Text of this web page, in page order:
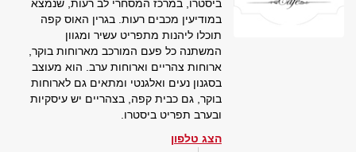
ביסטרו, במרכז המסחרי לב רעות, שנמצא
במודיעין מכבים רעות. בגרין האוס קפה
תוכלו ליהנות מתפריט עשיר ומגוון
המשתנה כל פעם המורכב מארוחות בוקר,
ארוחות צהריים וארוחות ערב. הוא מעוצב
בסגנון נעים ואלגנטי ומתאים גם לארוחות
בוקר, גם כבית קפה, בצהריים יש עיסקיות
ובערב תפריט ביסטרו.
הצג טלפון